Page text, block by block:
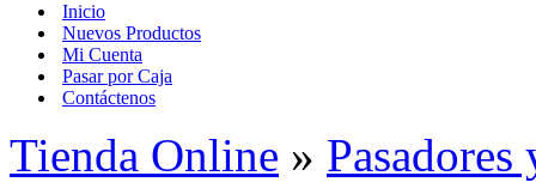
Inicio
Nuevos Productos
Mi Cuenta
Pasar por Caja
Contáctenos
Tienda Online »